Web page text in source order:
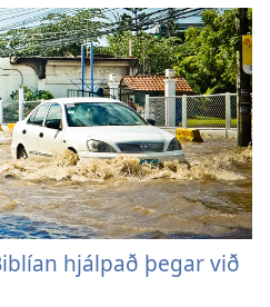
hjálpað þegar við